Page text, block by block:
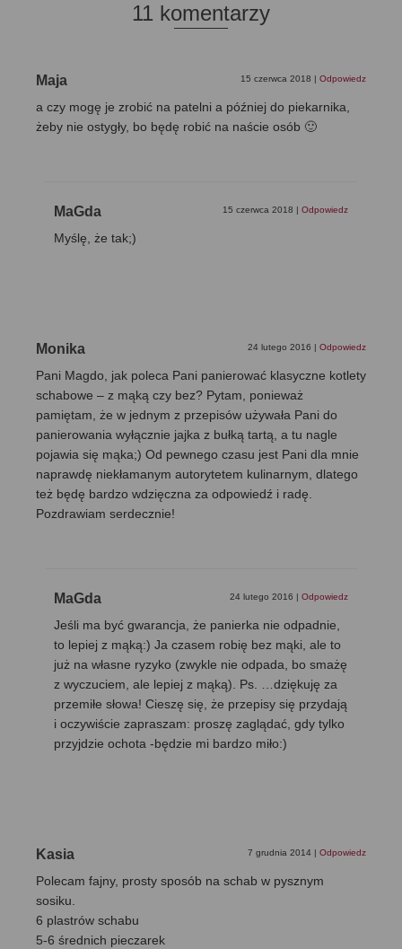
11 komentarzy
Maja 15 czerwca 2018 | Odpowiedz
a czy mogę je zrobić na patelni a później do piekarnika,
żeby nie ostygły, bo będę robić na naście osób 🙂
MaGda 15 czerwca 2018 | Odpowiedz
Myślę, że tak;)
Monika 24 lutego 2016 | Odpowiedz
Pani Magdo, jak poleca Pani panierować klasyczne kotlety
schabowe – z mąką czy bez? Pytam, ponieważ
pamiętam, że w jednym z przepisów używała Pani do
panierowania wyłącznie jajka z bułką tartą, a tu nagle
pojawia się mąka;) Od pewnego czasu jest Pani dla mnie
naprawdę niekłamanym autorytetem kulinarnym, dlatego
też będę bardzo wdzięczna za odpowiedź i radę.
Pozdrawiam serdecznie!
MaGda 24 lutego 2016 | Odpowiedz
Jeśli ma być gwarancja, że panierka nie odpadnie,
to lepiej z mąką:) Ja czasem robię bez mąki, ale to
już na własne ryzyko (zwykle nie odpada, bo smażę
z wyczuciem, ale lepiej z mąką). Ps. …dziękuję za
przemiłe słowa! Cieszę się, że przepisy się przydają
i oczywiście zapraszam: proszę zaglądać, gdy tylko
przyjdzie ochota -będzie mi bardzo miło:)
Kasia 7 grudnia 2014 | Odpowiedz
Polecam fajny, prosty sposób na schab w pysznym
sosiku.
6 plastrów schabu
5-6 średnich pieczarek